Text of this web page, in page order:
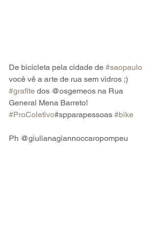
De bicicleta pela cidade de #saopaulo
você vê a arte de rua sem vidros ;)
#grafite dos @osgemeos na Rua
General Mena Barreto!
#ProColetivo#spparapessoas #bike
Ph @giulianagiannoccaropompeu